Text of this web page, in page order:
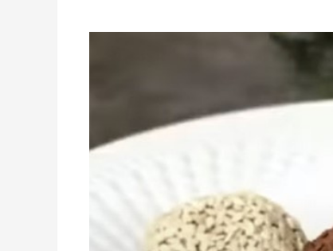
Полезные конфеты из фиников и бананов